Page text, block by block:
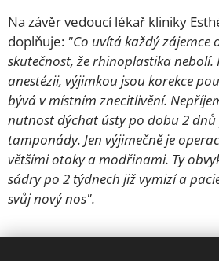
Na závěr vedoucí lékař kliniky
doplňuje: "Co uvítá každý zájemce
skutečnost, že rhinoplastika nebolí.
anestézii, výjimkou jsou korekce
bývá v místním znecitlivění.
nutnost dýchat ústy po dobu 2
tamponády. Jen výjimečně je
většími otoky a modřinami. Ty
sádry po 2 týdnech již vymizí a
svůj nový nos".